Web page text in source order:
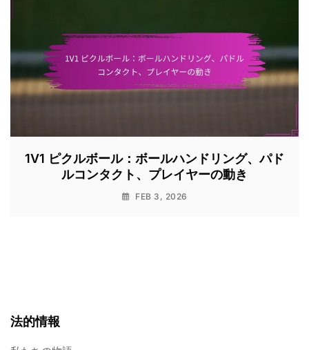
1V1 ピクルボール：ボールハンドリング、パド
ルコンタクト、プレイヤーの動き
FEB 3, 2026
法的情報